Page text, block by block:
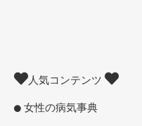
人気コンテンツ
女性の病気事典